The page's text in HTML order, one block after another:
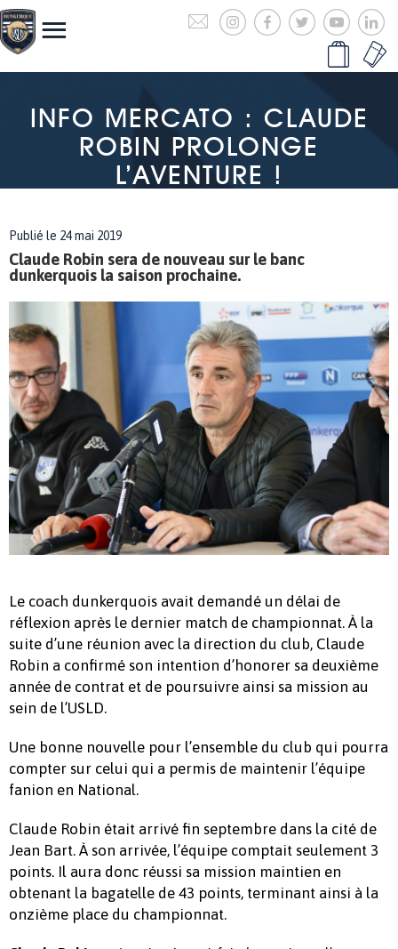
INFO MERCATO : CLAUDE
ROBIN PROLONGE
L’AVENTURE !
Publié le 24 mai 2019
Claude Robin sera de nouveau sur le banc
dunkerquois la saison prochaine.
Le coach dunkerquois avait demandé un délai de
réflexion après le dernier match de championnat. À la
suite d’une réunion avec la direction du club, Claude
Robin a confirmé son intention d’honorer sa deuxième
année de contrat et de poursuivre ainsi sa mission au
sein de l’USLD.
Une bonne nouvelle pour l’ensemble du club qui pourra
compter sur celui qui a permis de maintenir l’équipe
fanion en National.
Claude Robin était arrivé fin septembre dans la cité de
Jean Bart. À son arrivée, l’équipe comptait seulement 3
points. Il aura donc réussi sa mission maintien en
obtenant la bagatelle de 43 points, terminant ainsi à la
onzième place du championnat.